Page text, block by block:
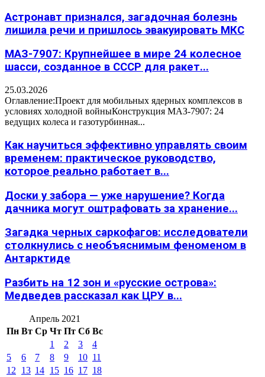
Астронавт признался, загадочная болезнь
лишила речи и пришлось эвакуировать МКС
МАЗ-7907: Крупнейшее в мире 24 колесное
шасси, созданное в СССР для ракет...
25.03.2026
Оглавление:Проект для мобильных ядерных комплексов в
условиях холодной войныКонструкция МАЗ-7907: 24
ведущих колеса и газотурбинная...
Как научиться эффективно управлять своим
временем: практическое руководство,
которое реально работает в...
Доски у забора — уже нарушение? Когда
дачника могут оштрафовать за хранение...
Загадка черных саркофагов: исследователи
столкнулись с необъяснимым феноменом в
Антарктиде
Разбить на 12 зон и «русские острова»:
Медведев рассказал как ЦРУ в...
Апрель 2021
Пн Вт Ср Чт Пт Сб Вс
1
2 3
4
5
6 7 8 9 10 11
12
13 14 15 16 17 18